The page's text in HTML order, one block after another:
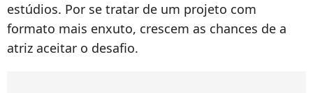
estúdios. Por se tratar de um projeto com
formato mais enxuto, crescem as chances de a
atriz aceitar o desafio.